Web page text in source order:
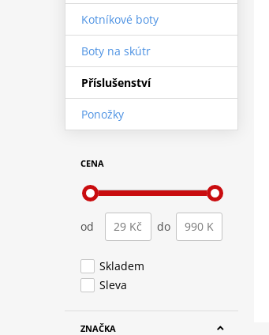
Kotníkové boty
Boty na skútr
Příslušenství
Ponožky
CENA
od do
Skladem
Sleva
ZNAČKA